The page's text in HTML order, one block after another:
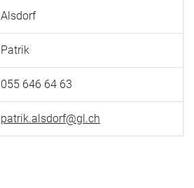
Alsdorf
Patrik
055 646 64 63
patrik.alsdorf@gl.ch